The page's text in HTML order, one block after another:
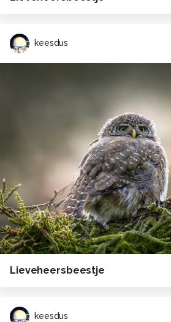
keesdus
Lieveheersbeestje
keesdus